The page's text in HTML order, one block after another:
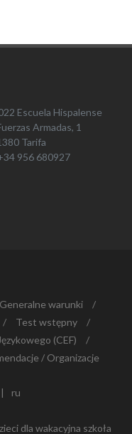
Escuela Hispalense
Armadas, 1
Tarifa
956 680927
Generalne warunki
/
/ Test wstępny
/
(CEF)
/
/ Organizacje
|
ru
dla wakacyjna szkoła